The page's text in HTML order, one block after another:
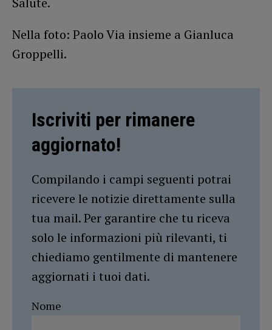
Nella foto: Paolo Via insieme a Gianluca
Groppelli.
Iscriviti per rimanere
aggiornato!
Compilando i campi seguenti potrai
ricevere le notizie direttamente sulla
tua mail. Per garantire che tu riceva
solo le informazioni più rilevanti, ti
chiediamo gentilmente di mantenere
aggiornati i tuoi dati.
Nome